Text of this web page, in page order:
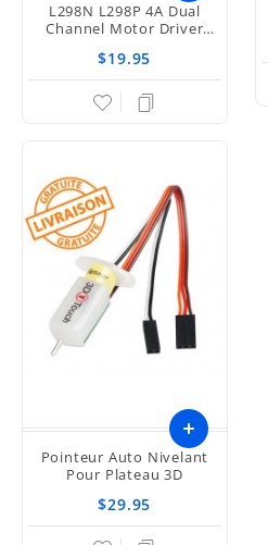
L298N L298P 4A Dual
Channel Motor Driver
$19.95
Pointeur Auto Nivelant
Pour Plateau 3D
$29.95